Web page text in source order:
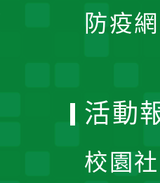
防疫
活動
校園